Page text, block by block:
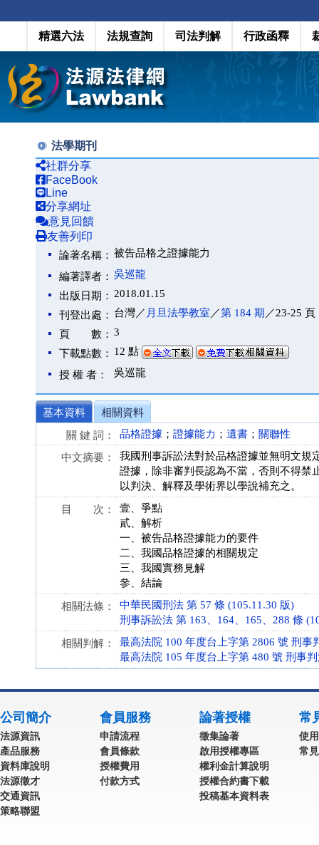
精選六法 法規查詢 司法判解 行政函釋
法學期刊
社群分享
FaceBook
Line
分享網址
意見回饋
友善列印
論著名稱： 被告品格之證據能力
編著譯者： 吳巡龍
出版日期： 2018.01.15
刊登出處： 台灣／ 月旦法學教室 ／第 184 期 ／23-25 頁
頁 數： 3
下載點數： 12 點
授 權 者： 吳巡龍
基本資料
相關資料
關 鍵 詞：
品格證據 ； 證據能力 ； 遺書 ； 關聯性
中文摘要：
我國刑事訴訟法對於品格證據並無明文規
證據，除非審判長認為不當，否則不得禁
以判決、解釋及學術界以學說補充之。
目 次：
壹、爭點
貳、解析
一、被告品格證據能力的要件
二、我國品格證據的相關規定
三、我國實務見解
參、結論
相關法條：
中華民國刑法 第 57 條 (105.11.30 版)
刑事訴訟法 第 163、164、165、288 條
相關判解：
最高法院 100 年度台上字第 2806 號 刑事
最高法院 105 年度台上字第 480 號 刑事
公司簡介
法源資訊
產品服務
資料庫說明
法源徵才
交通資訊
策略聯盟
會員服務
申請流程
會員條款
授權費用
付款方式
論著授權
徵集論著
啟用授權專區
權利金計算說明
授權合約書下載
投稿基本資料表
常
使
常